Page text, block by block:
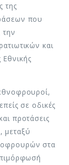
της
που
και
σε οδικές
προτάσεις
στα